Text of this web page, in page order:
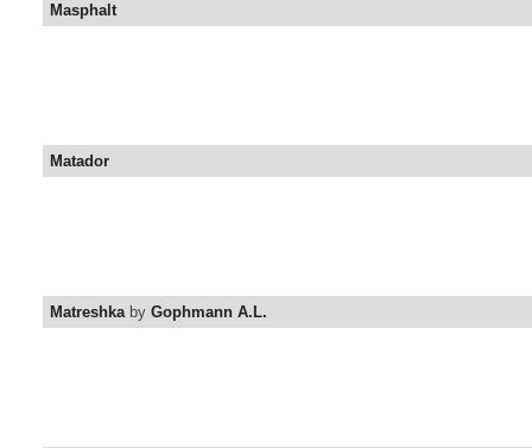
Masphalt
Matador
Matreshkaby Gophmann A.L.